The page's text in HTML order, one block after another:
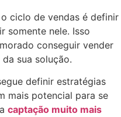
ciclo de vendas é definir
somente nele. Isso
conseguir vender
sua solução.
definir estratégias
mais potencial para se
captação muito mais